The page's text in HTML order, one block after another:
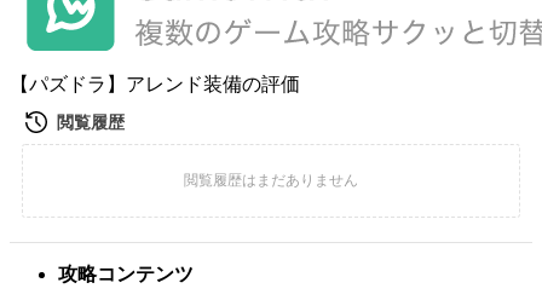
【パズドラ】アレンド装備の評価
攻略コンテンツ